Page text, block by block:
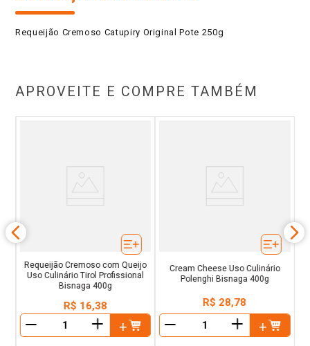
Requeijão Cremoso Catupiry Original Pote 250g
APROVEITE E COMPRE TAMBÉM
Requeijão Cremoso com Queijo
Uso Culinário Tirol Profissional
Bisnaga 400g
R$ 16,38
＋
Cream Cheese Uso Culinário
Polenghi Bisnaga 400g
R$ 28,78
＋